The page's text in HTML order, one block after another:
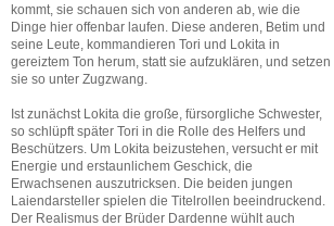
kommt, sie schauen sich von anderen ab, wie die
Dinge hier offenbar laufen. Diese anderen, Betim und
seine Leute, kommandieren Tori und Lokita in
gereiztem Ton herum, statt sie aufzuklären, und setzen
sie so unter Zugzwang.
Ist zunächst Lokita die große, fürsorgliche Schwester,
so schlüpft später Tori in die Rolle des Helfers und
Beschützers. Um Lokita beizustehen, versucht er mit
Energie und erstaunlichem Geschick, die
Erwachsenen auszutricksen. Die beiden jungen
Laiendarsteller spielen die Titelrollen beeindruckend.
Der Realismus der Brüder Dardenne wühlt auch